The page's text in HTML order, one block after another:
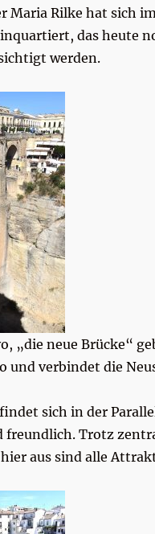
Maria Rilke hat sich
das heute
werden.
„die neue Brücke“
und verbindet die
sich in der
Trotz
aus sind alle